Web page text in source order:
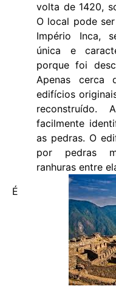
volta de 1420,
O local pode
Império Inca,
única e
porque foi
Apenas cerca
edifícios
reconstruído.
facilmente
as pedras. O
por pedras
ranhuras entre
É